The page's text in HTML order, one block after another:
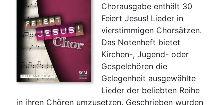
Chorausgabe enthält 30
Feiert Jesus! Lieder in
vierstimmigen Chorsätzen.
Das Notenheft bietet
Kirchen-, Jugend- oder
Gospelchören die
Gelegenheit ausgewählte
Lieder der beliebten Reihe
in ihren Chören umzusetzen. Geschrieben wurden